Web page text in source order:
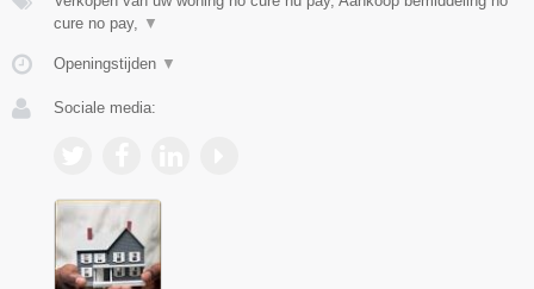
cure no pay, ▼
Openingstijden ▼
Sociale media: